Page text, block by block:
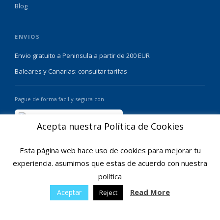
Blog
ENVIOS
Envio gratuito a Peninsula a partir de 200 EUR
Baleares y Canarias: consultar tarifas
Pague de forma facil y segura con
© 2025 Ofertas Ortopedia · Todos los derechos reservados · Tarragona,
Espana
Acepta nuestra Política de Cookies
Esta página web hace uso de cookies para mejorar tu
experiencia. asumimos que estas de acuerdo con nuestra
política
Aceptar Reject Read More